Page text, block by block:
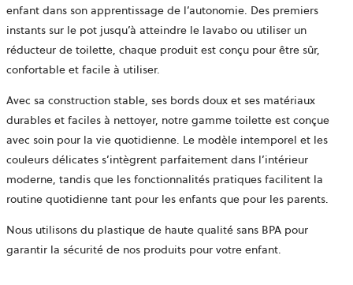
enfant dans son apprentissage de l’autonomie. Des premiers
instants sur le pot jusqu’à atteindre le lavabo ou utiliser un
réducteur de toilette, chaque produit est conçu pour être sûr,
confortable et facile à utiliser.
Avec sa construction stable, ses bords doux et ses matériaux
durables et faciles à nettoyer, notre gamme toilette est conçue
avec soin pour la vie quotidienne. Le modèle intemporel et les
couleurs délicates s’intègrent parfaitement dans l’intérieur
moderne, tandis que les fonctionnalités pratiques facilitent la
routine quotidienne tant pour les enfants que pour les parents.
Nous utilisons du plastique de haute qualité sans BPA pour
garantir la sécurité de nos produits pour votre enfant.